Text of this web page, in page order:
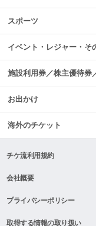
スポーツ
イベント・レジャー・そ
施設利用券／株主優待券
お出かけ
海外のチケット
チケ流利用規約
会社概要
プライバシーポリシー
取得する情報の取り扱い